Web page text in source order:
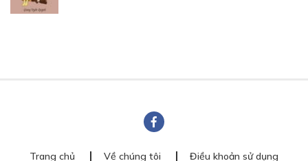
Trang chủ Về chúng tôi Điều khoản sử dụng